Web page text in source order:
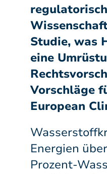
Studie, was
eine
Vorschläge
European
Energien
Prozent-